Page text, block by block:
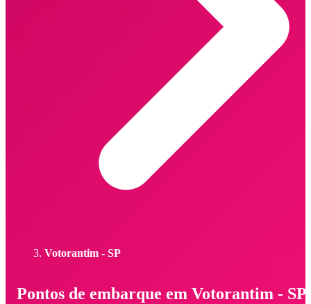
Votorantim - SP
Pontos de embarque em Votorantim - SP